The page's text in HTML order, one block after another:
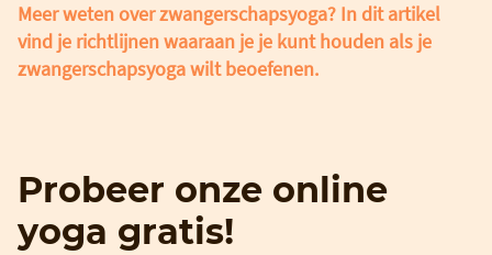
Meer weten over zwangerschapsyoga? In dit artikel
vind je richtlijnen waaraan je je kunt houden als je
zwangerschapsyoga wilt beoefenen.
Probeer onze online
yoga gratis!